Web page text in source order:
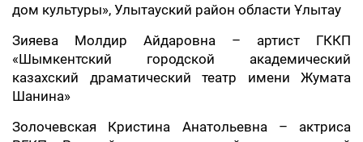
дом культуры», Улытауский район области Ұлытау
Зияева Молдир Айдаровна – артист ГККП
«Шымкентский городской академический
казахский драматический театр имени Жумата
Шанина»
Золочевская Кристина Анатольевна – актриса